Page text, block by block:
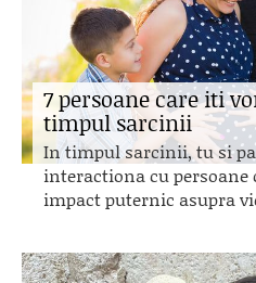
7 persoane care iti
timpul sarcinii
In timpul sarcinii, tu si
interactiona cu persoane
impact puternic asupra